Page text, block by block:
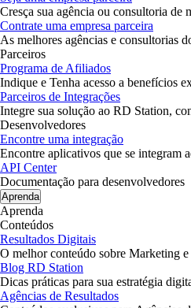
Cresça sua agência ou consultoria de
Contrate uma empresa parceira
As melhores agências e consultorias
Parceiros
Programa de Afiliados
Indique e Tenha acesso a benefícios
Parceiros de Integrações
Integre sua solução ao RD Station,
Desenvolvedores
Encontre uma integração
Encontre aplicativos que se integram
API Center
Documentação para desenvolvedores
Aprenda
Aprenda
Conteúdos
Resultados Digitais
O melhor conteúdo sobre Marketing e
Blog RD Station
Dicas práticas para sua estratégia
Agências de Resultados